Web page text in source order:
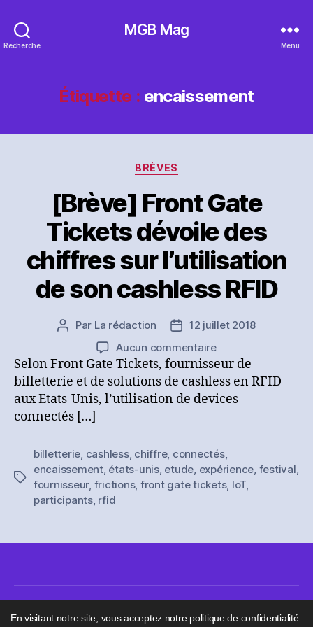
Recherche
MGB Mag
Menu
Étiquette : encaissement
Catégories
BRÈVES
[Brève] Front Gate
Tickets dévoile des
chiffres sur l’utilisation
de son cashless RFID
Auteur
l’article
Par La rédaction
Date
l’article
12 juillet 2018
Aucun commentairesur
[Brève]
Front
Gate
chiffres
sur
l’utilisation
RFID
Selon Front Gate Tickets, fournisseur de
billetterie et de solutions de cashless en RFID
aux Etats-Unis, l’utilisation de devices
connectés […]
Étiquettes
billetterie cashless, chiffre, connectés,
encaissement, états-unis, etude expérience festival
fournisseur, frictions, front gate tickets, IoT
participants, rfid
En visitant notre site, vous acceptez notre politique de confidentialité